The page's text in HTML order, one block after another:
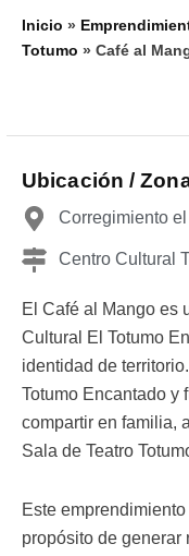
Inicio »
Totumo » Café al
Ubicación /
Corregimiento el
Centro Cultural
El Café al Mango es
Cultural El Totumo
identidad de
Totumo Encantado y
compartir en familia,
Sala de Teatro
Este
propósito de generar